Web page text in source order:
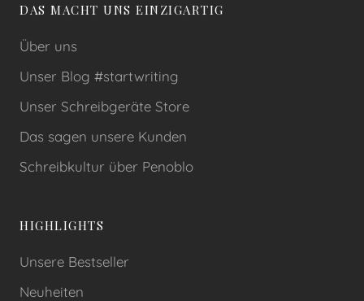
DAS MACHT UNS EINZIGARTIG
Über uns
Unser Blog #startwriting
Unser Schreibgeräte Store
Das sagen unsere Kunden
Schreibkultur über Penoblo
HIGHLIGHTS
Unsere Bestseller
Neuheiten